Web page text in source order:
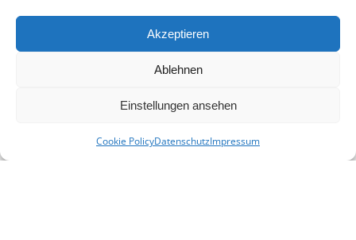
Akzeptieren
Ablehnen
Einstellungen ansehen
Cookie PolicyDatenschutzImpressum
Heimatforscher in Niederbayern zu
schaffen und sie in ihrer Arbeit zu
unterstützen.
Niederbayern e. V.